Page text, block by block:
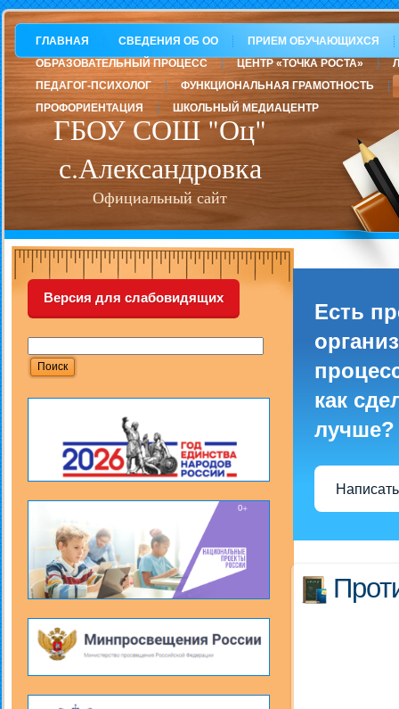
ГБОУ СОШ "Оц"
с.Александровка
Официальный сайт
ГЛАВНАЯ СВЕДЕНИЯ ОБ ОО
ПРИЕМ ОБУЧАЮЩИХСЯ
ОБРАЗОВАТЕЛЬНЫЙ ПРОЦЕСС
ЦЕНТР «ТОЧКА РОСТА»
ПЕДАГОГ-ПСИХОЛОГ
ФУНКЦИОНАЛЬНАЯ ГРАМОТНОСТЬ
ПРОФОРИЕНТАЦИЯ
ШКОЛЬНЫЙ МЕДИАЦЕНТР
Версия для слабовидящих
Есть
как
лучше?